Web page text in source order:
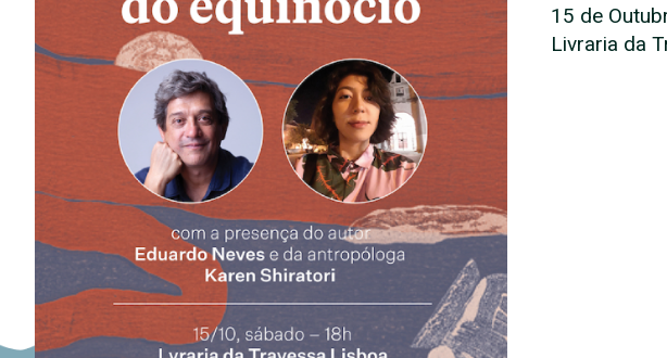
15 de
Livraria da